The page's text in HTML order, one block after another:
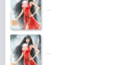
...
...